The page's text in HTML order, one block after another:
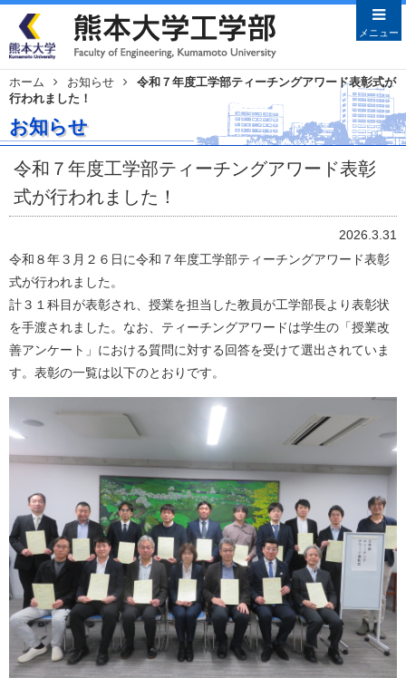
メニュー
ホーム お知らせ
令和７年度工学部ティーチングアワード表彰式が
行われました！
お知らせ
令和７年度工学部ティーチングアワード表彰
式が行われました！
2026.3.31
令和８年３月２６日に令和７年度工学部ティーチングアワード表彰
式が行われました。
計３１科目が表彰され、授業を担当した教員が工学部長より表彰状
を手渡されました。なお、ティーチングアワードは学生の「授業改
善アンケート」における質問に対する回答を受けて選出されていま
す。表彰の一覧は以下のとおりです。
メニューを閉じる
Japanese English
学部案内
学部長あいさつ
教育目的・目標
学科案内
土木建築学科
機械数理工学科
情報電気工学科
材料・応用化学科
半導体デバイス工学課程
取得資格
入試情報
学生活動
国際交流
施設紹介
お知らせ